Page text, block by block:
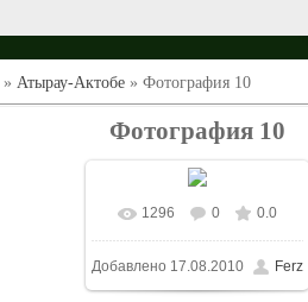
» Атырау-Актобе » Фотография 10
Фотография 10
В реальном размере
1024x768/ 188.3Kb
1296 0 0.0
Добавлено 17.08.2010 Ferz